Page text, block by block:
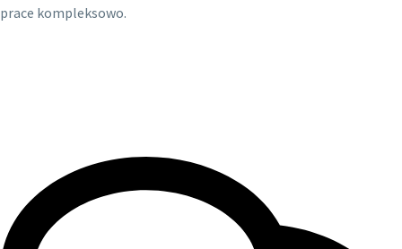
prace kompleksowo.